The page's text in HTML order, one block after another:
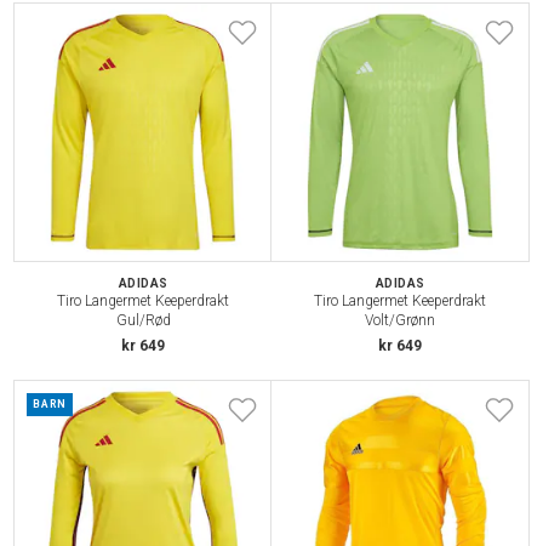
ADIDAS
Tiro Langermet Keeperdrakt
Gul/Rød
kr 649
ADIDAS
Tiro Langermet Keeperdrakt
Volt/Grønn
kr 649
BARN